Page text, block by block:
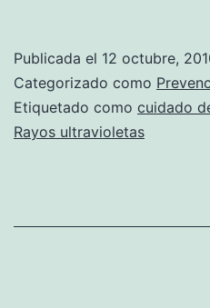
Publicada el 12 octubre,
Categorizado como
Etiquetado como cuidado
Rayos ultravioletas